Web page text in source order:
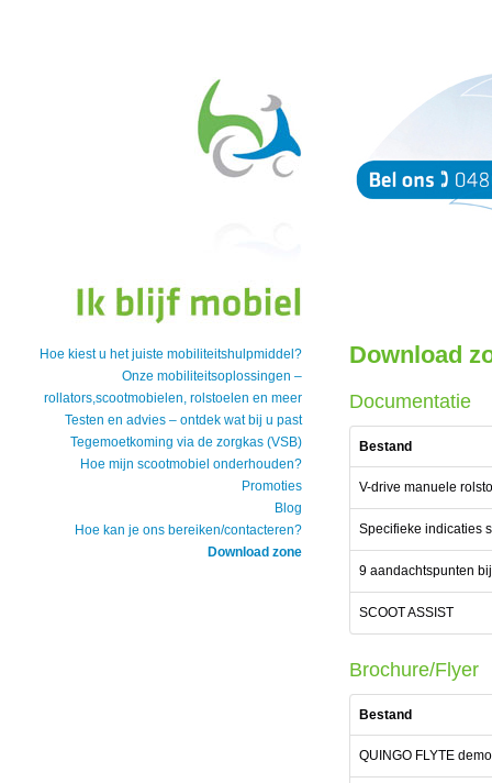
Hoe kiest u het juiste mobiliteitshulpmiddel?
Onze mobiliteitsoplossingen –
rollators,scootmobielen, rolstoelen en meer
Testen en advies – ontdek wat bij u past
Tegemoetkoming via de zorgkas (VSB)
Hoe mijn scootmobiel onderhouden?
Promoties
Blog
Hoe kan je ons bereiken/contacteren?
Download zone
Download
Documentatie
Bestand
V-drive manuele
Specifieke indicaties
9 aandachtspunten
SCOOT ASSIST
Brochure/Flyer
Bestand
QUINGO FLYTE demo